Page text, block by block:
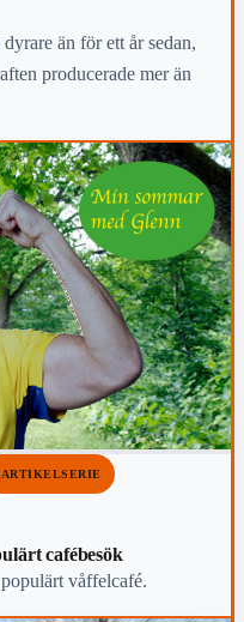
än för ett år sedan,
producerade mer än
cafébesök
våffelcafé.